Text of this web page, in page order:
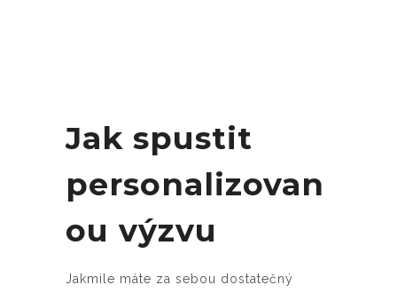
Jak spustit
personalizovan
ou výzvu
Jakmile máte za sebou dostatečný